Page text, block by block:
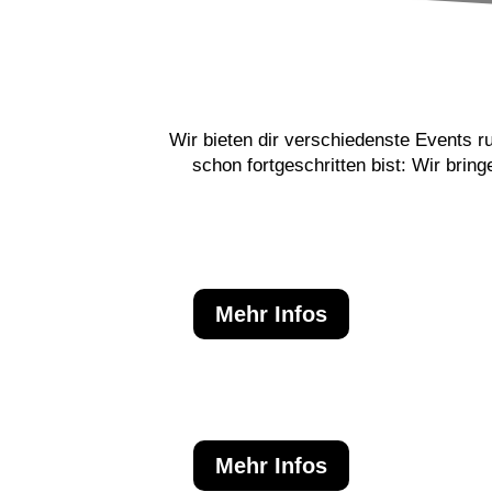
Wir bieten dir verschiedenste Events
schon fortgeschritten bist: Wir
Mehr Infos
Mehr Infos